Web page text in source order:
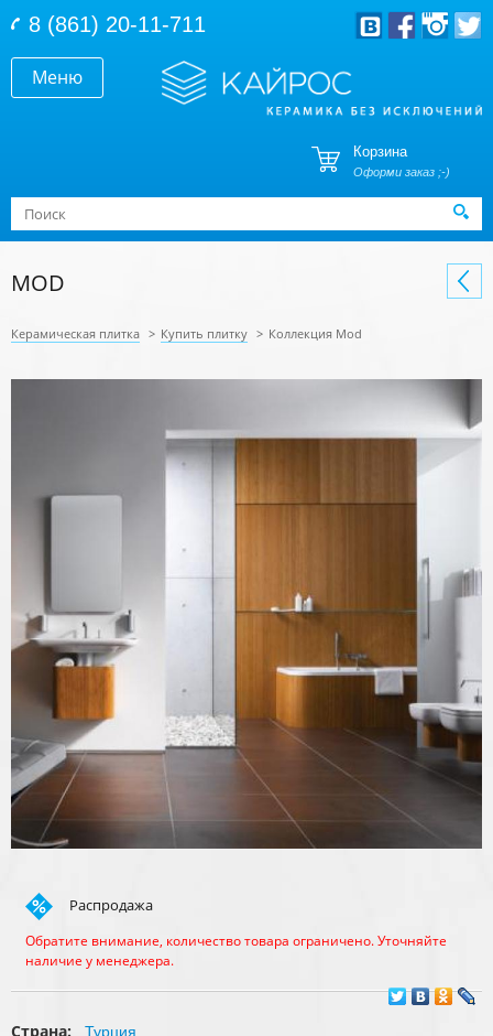
Меню
8 (861) 20-11-711
Корзина
Оформи заказ ;-)
Форма поиска
Поиск
MOD
Керамическая плитка > Купить плитку > Коллекция Mod
Распродажа
Обратите внимание, количество товара ограничено. Уточняйте
наличие у менеджера.
Страна: Турция